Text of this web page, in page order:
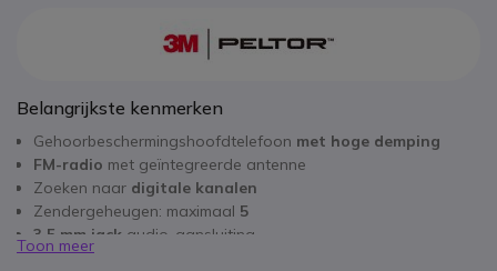
Belangrijkste kenmerken
Gehoorbeschermingshoofdtelefoon met hoge demping
FM-radio met geïntegreerde antenne
Zoeken naar digitale kanalen
Zendergeheugen: maximaal 5
3,5 mm jack audio-aansluiting
Waarschuwingssignaal voor lage batterijspanning
Toon meer